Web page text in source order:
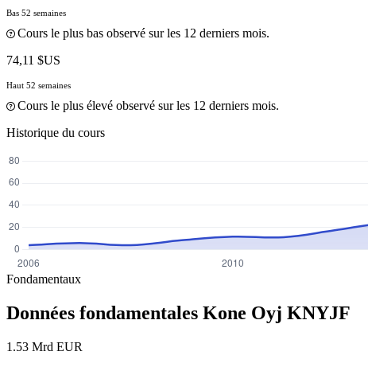
Bas 52 semaines
Cours le plus bas observé sur les 12 derniers mois.
74,11 $US
Haut 52 semaines
Cours le plus élevé observé sur les 12 derniers mois.
Historique du cours
Fondamentaux
Données fondamentales Kone Oyj KNYJF
1.53 Mrd EUR